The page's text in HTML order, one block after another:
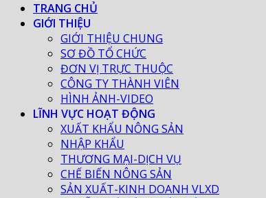
TRANG CHỦ
GIỚI THIỆU
GIỚI THIỆU CHUNG
SƠ ĐỒ TỔ CHỨC
ĐƠN VỊ TRỰC THUỘC
CÔNG TY THÀNH VIÊN
HÌNH ẢNH-VIDEO
LĨNH VỰC HOẠT ĐỘNG
XUẤT KHẨU NÔNG SẢN
NHẬP KHẨU
THƯƠNG MẠI-DỊCH VỤ
CHẾ BIẾN NÔNG SẢN
SẢN XUẤT-KINH DOANH VLXD